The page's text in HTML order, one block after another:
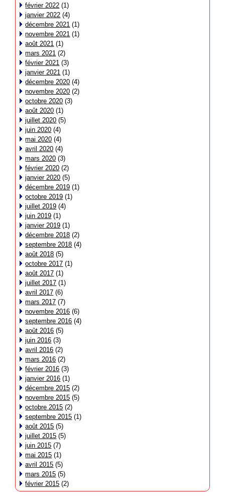
février 2022 (1)
janvier 2022 (4)
décembre 2021 (1)
novembre 2021 (1)
août 2021 (1)
mars 2021 (2)
février 2021 (3)
janvier 2021 (1)
décembre 2020 (4)
novembre 2020 (2)
octobre 2020 (3)
août 2020 (1)
juillet 2020 (5)
juin 2020 (4)
mai 2020 (4)
avril 2020 (4)
mars 2020 (3)
février 2020 (2)
janvier 2020 (5)
décembre 2019 (1)
octobre 2019 (1)
juillet 2019 (4)
juin 2019 (1)
janvier 2019 (1)
décembre 2018 (2)
septembre 2018 (4)
août 2018 (5)
octobre 2017 (1)
août 2017 (1)
juillet 2017 (1)
avril 2017 (6)
mars 2017 (7)
novembre 2016 (6)
septembre 2016 (4)
août 2016 (5)
juin 2016 (3)
avril 2016 (2)
mars 2016 (2)
février 2016 (3)
janvier 2016 (1)
décembre 2015 (2)
novembre 2015 (5)
octobre 2015 (2)
septembre 2015 (1)
août 2015 (5)
juillet 2015 (5)
juin 2015 (7)
mai 2015 (1)
avril 2015 (5)
mars 2015 (5)
février 2015 (2)